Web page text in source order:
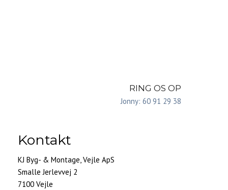
RING OS OP
Jonny: 60 91 29 38​
Kontakt​
KJ Byg- & Montage, Vejle ApS
Smalle Jerlevvej 2
7100 Vejle